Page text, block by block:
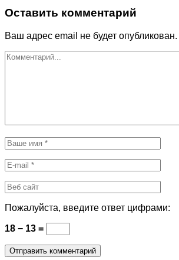
Оставить комментарий
Ваш адрес email не будет опубликован.
Пожалуйста, введите ответ цифрами:
18 − 13 =